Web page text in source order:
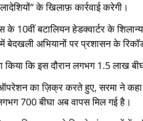
के खिलाफ़ कार्रवाई करेगी।
10वीं बटालियन हेडक्वार्टर के
बेदखली अभियानों पर प्रशासन के
किया कि इस दौरान लगभग 1.5 लाख
का ज़िक्र करते हुए, सरमा ने कहा
700 बीघा अब वापस मिल गई है।